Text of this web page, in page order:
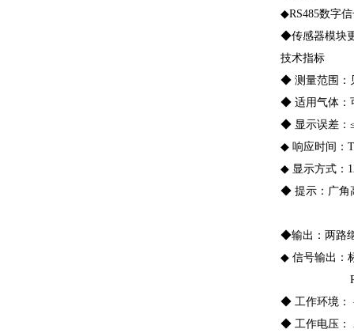
◆RS485数字
◆传感器模块
技术指标
◆ 测量范围：
◆ 适用气体：
◆ 显示误差：
◆ 响应时间：
◆ 显示方式：
◆ 提示：广角
◆输出：两路
◆ 信号输出：
RS485数
◆ 工作环境：
◆ 工作电压